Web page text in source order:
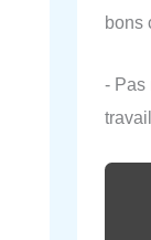
bons
- Pas